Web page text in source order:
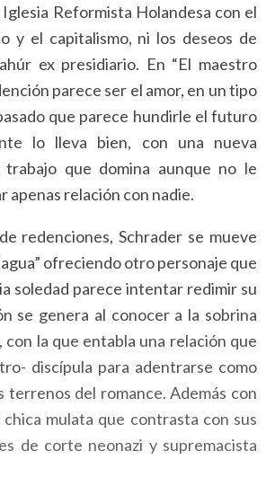
Reformista Holandesa con el
y el capitalismo, ni los deseos de
ex presidiario. En “El maestro
parece ser el amor, en un tipo
que parece hundirle el futuro
lo lleva bien, con una nueva
que domina aunque no le
apenas relación con nadie.
redenciones, Schrader se mueve
agua” ofreciendo otro personaje que
soledad parece intentar redimir su
se genera al conocer a la sobrina
con la que entabla una relación que
discípula para adentrarse como
terrenos del romance. Además con
mulata que contrasta con sus
de corte neonazi y supremacista